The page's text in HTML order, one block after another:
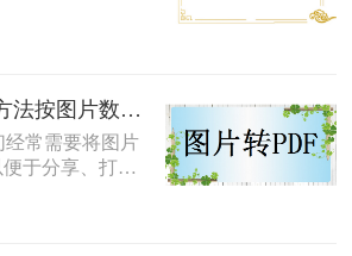
怎么弄呢？下
的方法，帮助
图片转PDF：5种方法按图片数量和文件大小选，大的别用在线！
常需要将图片
于分享、打印
转换成pdf呢？
转换成PDF的